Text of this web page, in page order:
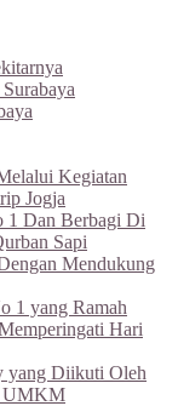
Kegiatan
Jogja
Dan Berbagi Di
Sapi
Mendukung
1 yang Ramah
Hari
yang Diikuti Oleh
UMKM